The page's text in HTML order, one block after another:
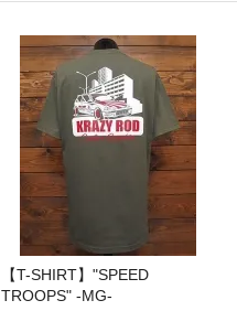
【T-SHIRT】"SPEED
TROOPS" -MG-